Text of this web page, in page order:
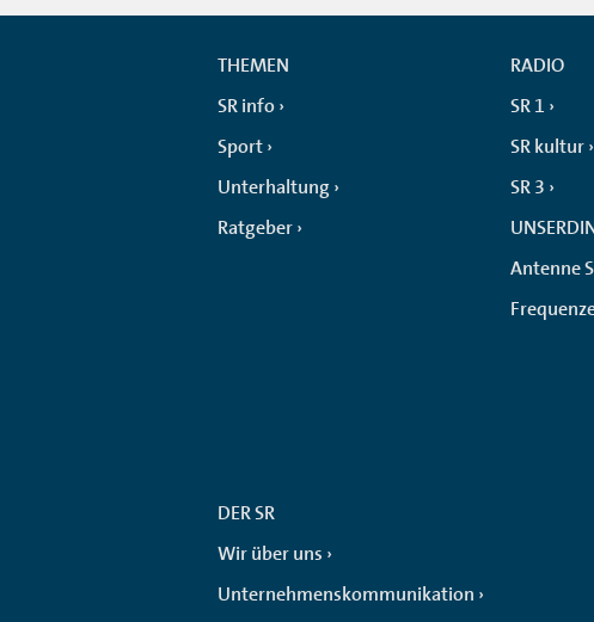
THEMEN
SR info
Sport
Unterhaltung
Ratgeber
RADIO
SR 1
SR kultur
SR 3
Antenne
DER SR
Wir über uns
Unternehmenskommunikation